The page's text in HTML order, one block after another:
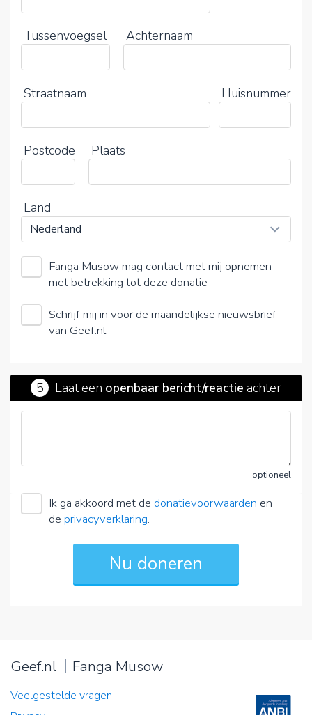
Tussenvoegsel Achternaam
Straatnaam Huisnummer
Postcode Plaats
Land
Fanga Musow mag contact met mij opnemen
met betrekking tot deze donatie
Schrijf mij in voor de maandelijkse nieuwsbrief
van Geef.nl
5 Laat een openbaar bericht/reactie achter
optioneel
Ik ga akkoord met de donatievoorwaarden en
de privacyverklaring.
Geef.nl Fanga Musow
Veelgestelde vragen